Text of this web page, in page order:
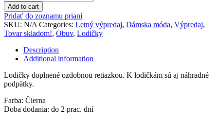
Add to cart
Pridať do zoznamu prianí
SKU: N/A Categories: Letný výpredaj, Dámska móda, Výpredaj,
Tovar skladom!, Obuv, Lodičky
Description
Additional information
Lodičky doplnené ozdobnou retiazkou. K lodičkám sú aj náhradné
podpätky.
Farba: Čierna
Doba dodania: do 2 prac. dní